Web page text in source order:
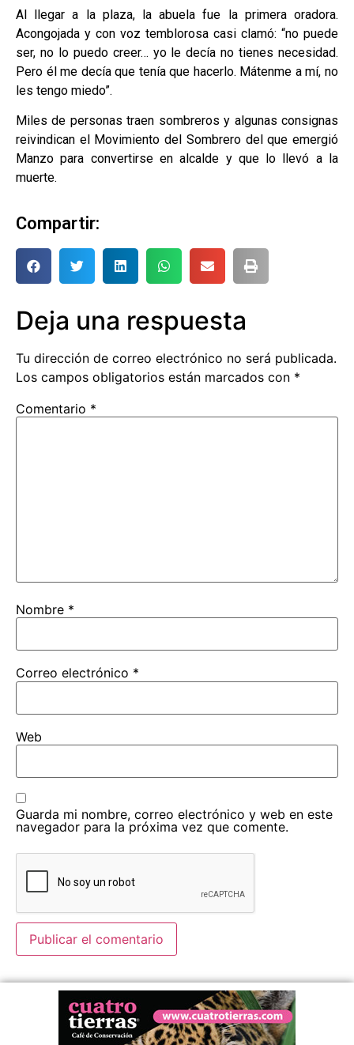
Al llegar a la plaza, la abuela fue la primera oradora.
Acongojada y con voz temblorosa casi clamó: “no puede
ser, no lo puedo creer… yo le decía no tienes necesidad.
Pero él me decía que tenía que hacerlo. Mátenme a mí, no
les tengo miedo”.
Miles de personas traen sombreros y algunas consignas
reivindican el Movimiento del Sombrero del que emergió
Manzo para convertirse en alcalde y que lo llevó a la
muerte.
Compartir:
Deja una respuesta
Tu dirección de correo electrónico no será publicada.
Los campos obligatorios están marcados con *
Comentario *
Nombre *
Correo electrónico *
Web
Guarda mi nombre, correo electrónico y web en este
navegador para la próxima vez que comente.